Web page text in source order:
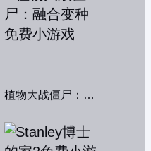
植物大战僵尸：融合变种